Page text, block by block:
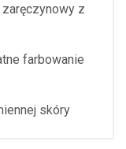
z
farbowanie
skóry